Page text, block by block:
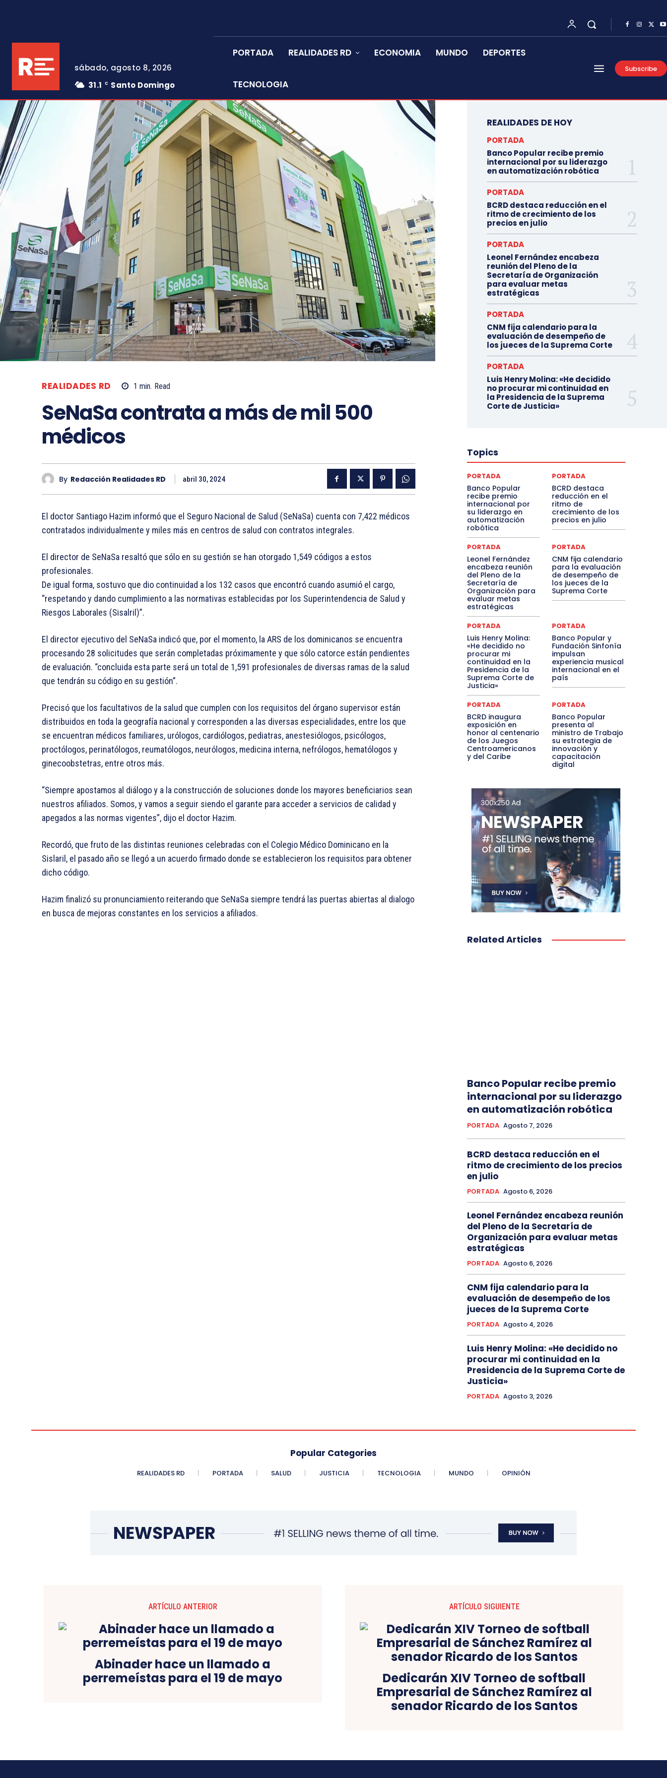
sábado, agosto 8, 2026
31.1
C Santo Domingo
PORTADA REALIDADES RD ECONOMIA MUNDO DEPORTES
TECNOLOGIA
Subscribe
REALIDADES RD 1 min. Read
SeNaSa contrata a más de mil 500
médicos
By Redacción Realidades RD abril 30, 2024
El doctor Santiago Hazim informó que el Seguro Nacional de Salud (SeNaSa) cuenta con 7,422 médicos
contratados individualmente y miles más en centros de salud con contratos integrales.
El director de SeNaSa resaltó que sólo en su gestión se han otorgado 1,549 códigos a estos
profesionales.
De igual forma, sostuvo que dio continuidad a los 132 casos que encontró cuando asumió el cargo,
“respetando y dando cumplimiento a las normativas establecidas por los Superintendencia de Salud y
Riesgos Laborales (Sisalril)”.
El director ejecutivo del SeNaSa indicó que, por el momento, la ARS de los dominicanos se encuentra
procesando 28 solicitudes que serán completadas próximamente y que sólo catorce están pendientes
de evaluación. “concluida esta parte será un total de 1,591 profesionales de diversas ramas de la salud
que tendrán su código en su gestión”.
Precisó que los facultativos de la salud que cumplen con los requisitos del órgano supervisor están
distribuidos en toda la geografía nacional y corresponden a las diversas especialidades, entre los que
se encuentran médicos familiares, urólogos, cardiólogos, pediatras, anestesiólogos, psicólogos,
proctólogos, perinatólogos, reumatólogos, neurólogos, medicina interna, nefrólogos, hematólogos y
ginecoobstetras, entre otros más.
“Siempre apostamos al diálogo y a la construcción de soluciones donde los mayores beneficiarios sean
nuestros afiliados. Somos, y vamos a seguir siendo el garante para acceder a servicios de calidad y
apegados a las normas vigentes”, dijo el doctor Hazim.
Recordó, que fruto de las distintas reuniones celebradas con el Colegio Médico Dominicano en la
Sislaril, el pasado año se llegó a un acuerdo firmado donde se establecieron los requisitos para obtener
dicho código.
Hazim finalizó su pronunciamiento reiterando que SeNaSa siempre tendrá las puertas abiertas al dialogo
en busca de mejoras constantes en los servicios a afiliados.
REALIDADES DE HOY
PORTADA
Banco Popular recibe premio
internacional por su liderazgo
en automatización robótica
PORTADA
BCRD destaca reducción en el
ritmo de crecimiento de los
precios en julio
PORTADA
Leonel Fernández encabeza
reunión del Pleno de la
Secretaría de Organización
para evaluar metas
estratégicas
PORTADA
CNM fija calendario para la
evaluación de desempeño de
los jueces de la Suprema Corte
PORTADA
Luis Henry Molina: «He decidido
no procurar mi continuidad en
la Presidencia de la Suprema
Corte de Justicia»
Topics
PORTADA
Banco Popular
recibe premio
internacional por
su liderazgo en
automatización
robótica
PORTADA
BCRD destaca
reducción en el
ritmo de
crecimiento de los
precios en julio
PORTADA
Leonel Fernández
encabeza reunión
del Pleno de la
Secretaría de
Organización para
evaluar metas
estratégicas
PORTADA
CNM fija calendario
para la evaluación
de desempeño de
los jueces de la
Suprema Corte
PORTADA
Luis Henry Molina:
«He decidido no
procurar mi
continuidad en la
Presidencia de la
Suprema Corte de
Justicia»
PORTADA
Banco Popular y
Fundación Sinfonía
impulsan
experiencia musical
internacional en el
país
PORTADA
BCRD inaugura
exposición en
honor al centenario
de los Juegos
Centroamericanos
y del Caribe
PORTADA
Banco Popular
presenta al
ministro de Trabajo
su estrategia de
innovación y
capacitación
digital
Related Articles
Banco Popular recibe premio
internacional por su liderazgo
en automatización robótica
PORTADA Agosto 7, 2026
BCRD destaca reducción en el
ritmo de crecimiento de los precios
en julio
PORTADA Agosto 6, 2026
Leonel Fernández encabeza reunión
del Pleno de la Secretaría de
Organización para evaluar metas
estratégicas
PORTADA Agosto 6, 2026
CNM fija calendario para la
evaluación de desempeño de los
jueces de la Suprema Corte
PORTADA Agosto 4, 2026
Luis Henry Molina: «He decidido no
procurar mi continuidad en la
Presidencia de la Suprema Corte de
Justicia»
PORTADA Agosto 3, 2026
Popular Categories
REALIDADES RD PORTADA SALUD JUSTICIA TECNOLOGIA MUNDO OPINIÓN
ARTÍCULO ANTERIOR
Abinader hace un llamado a
perremeístas para el 19 de mayo
ARTÍCULO SIGUIENTE
Dedicarán XIV Torneo de softball
Empresarial de Sánchez Ramírez al
senador Ricardo de los Santos